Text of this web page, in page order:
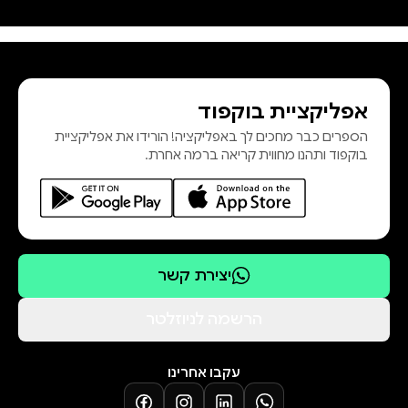
הדמוקרטיה הישראלית. פרופ׳ נעם
גדרון הוא חבר סגל במחלקה למדע
המדינה ובתוכנית לפילוסופיה, לכלכלה
ולמדע המדינה באוניברסיטה העברית
בירושלים. פרופ׳ יניב רוזנאי הוא סגן
הדיקן בבית ספר הארי רדזינ
אפליקציית בוקפוד
הספרים כבר מחכים לך באפליקציה! הורידו את אפליקציית
בוקפוד ותהנו מחווית קריאה ברמה אחרת.
יצירת קשר
עקבו אחרינו